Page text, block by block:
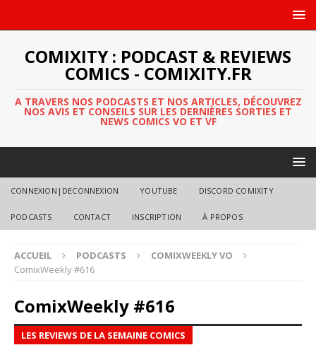
COMIXITY : PODCAST & REVIEWS
COMICS - COMIXITY.FR
A TRAVERS NOS PODCASTS ET NOS ARTICLES, DÉCOUVREZ
NOS AVIS ET CONSEILS SUR LES DERNIÈRES SORTIES ET
NEWS COMICS VO ET VF
CONNEXION|DECONNEXION YOUTUBE DISCORD COMIXITY
PODCASTS CONTACT INSCRIPTION À PROPOS
ACCUEIL PODCASTS
COMIXWEEKLY VO
ComixWeekly #616
ComixWeekly #616
LES REVIEWS DE LA SEMAINE COMICS